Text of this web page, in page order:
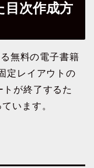
次作成方
無料の電子書籍
定レイアウトの
が終了するた
います。